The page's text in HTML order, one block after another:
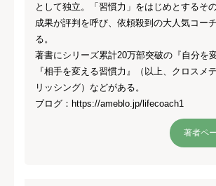
として独立。「習慣力」をはじめとするそ
成果が評判を呼び、依頼殺到の大人気コー
る。
著書にシリーズ累計20万部突破の『自分を
『相手を変える習慣力』（以上、クロスメ
リッシング）などがある。
ブログ：https://ameblo.jp/lifecoach1
著者ペ